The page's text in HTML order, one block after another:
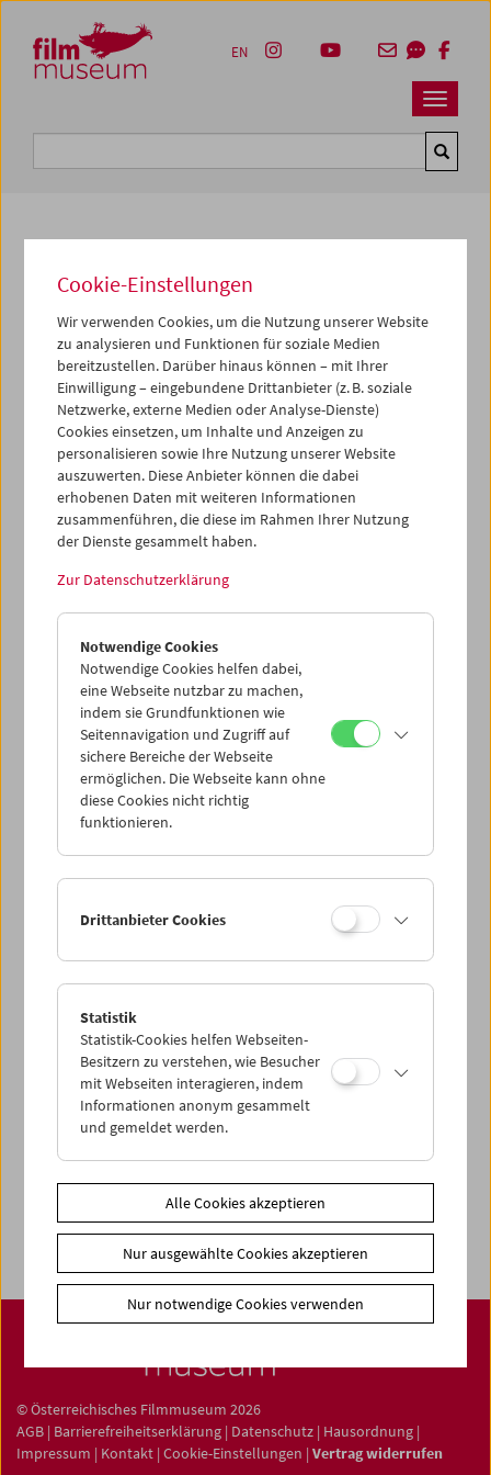
Zum Inhalt
Zum Hauptmenü
Zur Servicenavigation
Zum Suche
Navbar
EN
Kulturerbe digital
Die Dame / Das Dromedar / Der
Araber
1986, Super 8, SW,1 min
Sammlung:Österreichisches Filmmuseum
Dieser Inhalt von 'vimeo' kann aufgrund Ihrer
Datenschutzeinstellungen nicht angezeigt werden.
Cookie-Einstellungen
"Ein Dromedar kniet im Wüstensand. Eine Dame im
Sommerkleid, mit Sonnenbrille und Strohhut, sitzt
unsicher im Sattel. Ein Araber zieht langsam das Tier
hoch, die nackten Beine der Frau suchen baumelnd Halt.
Kurz nur steht das Tier, da hebt der Araber einen Fuß."
(Gustav Deutsch) Der 8mm-Loop basiert auf Found
Footage. Ausschnitte aus diesem Material sind ebenfalls
die Basis für eine gleichnamige Videoarbeit, sowie für den
Kamelführerund das "Taschenkino". (Text: Hanna
Schimek/Anna Högner)
Filmsammlung
Film ONLINE
Sammlungen ONLINE
Filmmuseum LAB
© Österreichisches Filmmuseum 2026
AGB | Barrierefreiheitserklärung | Datenschutz | Hausordnung |
Impressum | Kontakt | Cookie-Einstellungen | Vertrag widerrufen
Cookie-Einstellungen
Wir verwenden Cookies, um die Nutzung unserer Website
zu analysieren und Funktionen für soziale Medien
bereitzustellen. Darüber hinaus können – mit Ihrer
Einwilligung – eingebundene Drittanbieter (z. B. soziale
Netzwerke, externe Medien oder Analyse-Dienste)
Cookies einsetzen, um Inhalte und Anzeigen zu
personalisieren sowie Ihre Nutzung unserer Website
auszuwerten. Diese Anbieter können die dabei
erhobenen Daten mit weiteren Informationen
zusammenführen, die diese im Rahmen Ihrer Nutzung
der Dienste gesammelt haben.
Zur Datenschutzerklärung
Notwendige Cookies
Notwendige Cookies helfen dabei,
eine Webseite nutzbar zu machen,
indem sie Grundfunktionen wie
Seitennavigation und Zugriff auf
sichere Bereiche der Webseite
ermöglichen. Die Webseite kann ohne
diese Cookies nicht richtig
funktionieren.
Drittanbieter Cookies
Statistik
Statistik-Cookies helfen Webseiten-
Besitzern zu verstehen, wie Besucher
mit Webseiten interagieren, indem
Informationen anonym gesammelt
und gemeldet werden.
Alle Cookies akzeptieren
Nur ausgewählte Cookies akzeptieren
Nur notwendige Cookies verwenden